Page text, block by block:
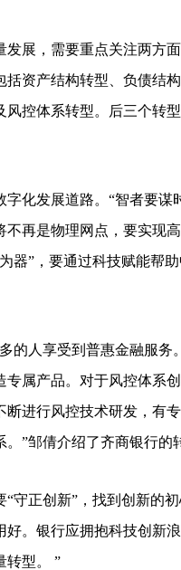
展，需要重点关注两方
资产结构转型、负债结
控体系转型。后三个转
化发展道路。“智者要谋
再是物理网点，要实现
器”，要通过科技赋能帮
人享受到普惠金融服务
属产品。对于风控体系
进行风控技术研发，有
”邹倩介绍了齐商银行的
正创新”，找到创新的初
。银行应拥抱科技创新
转型。 ”